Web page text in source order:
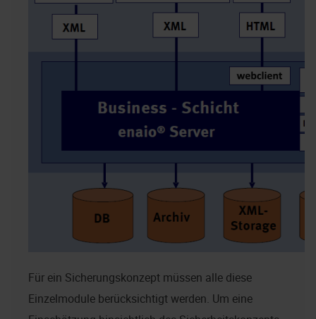
Für ein Sicherungskonzept müssen alle diese
Einzelmodule berücksichtigt werden. Um eine